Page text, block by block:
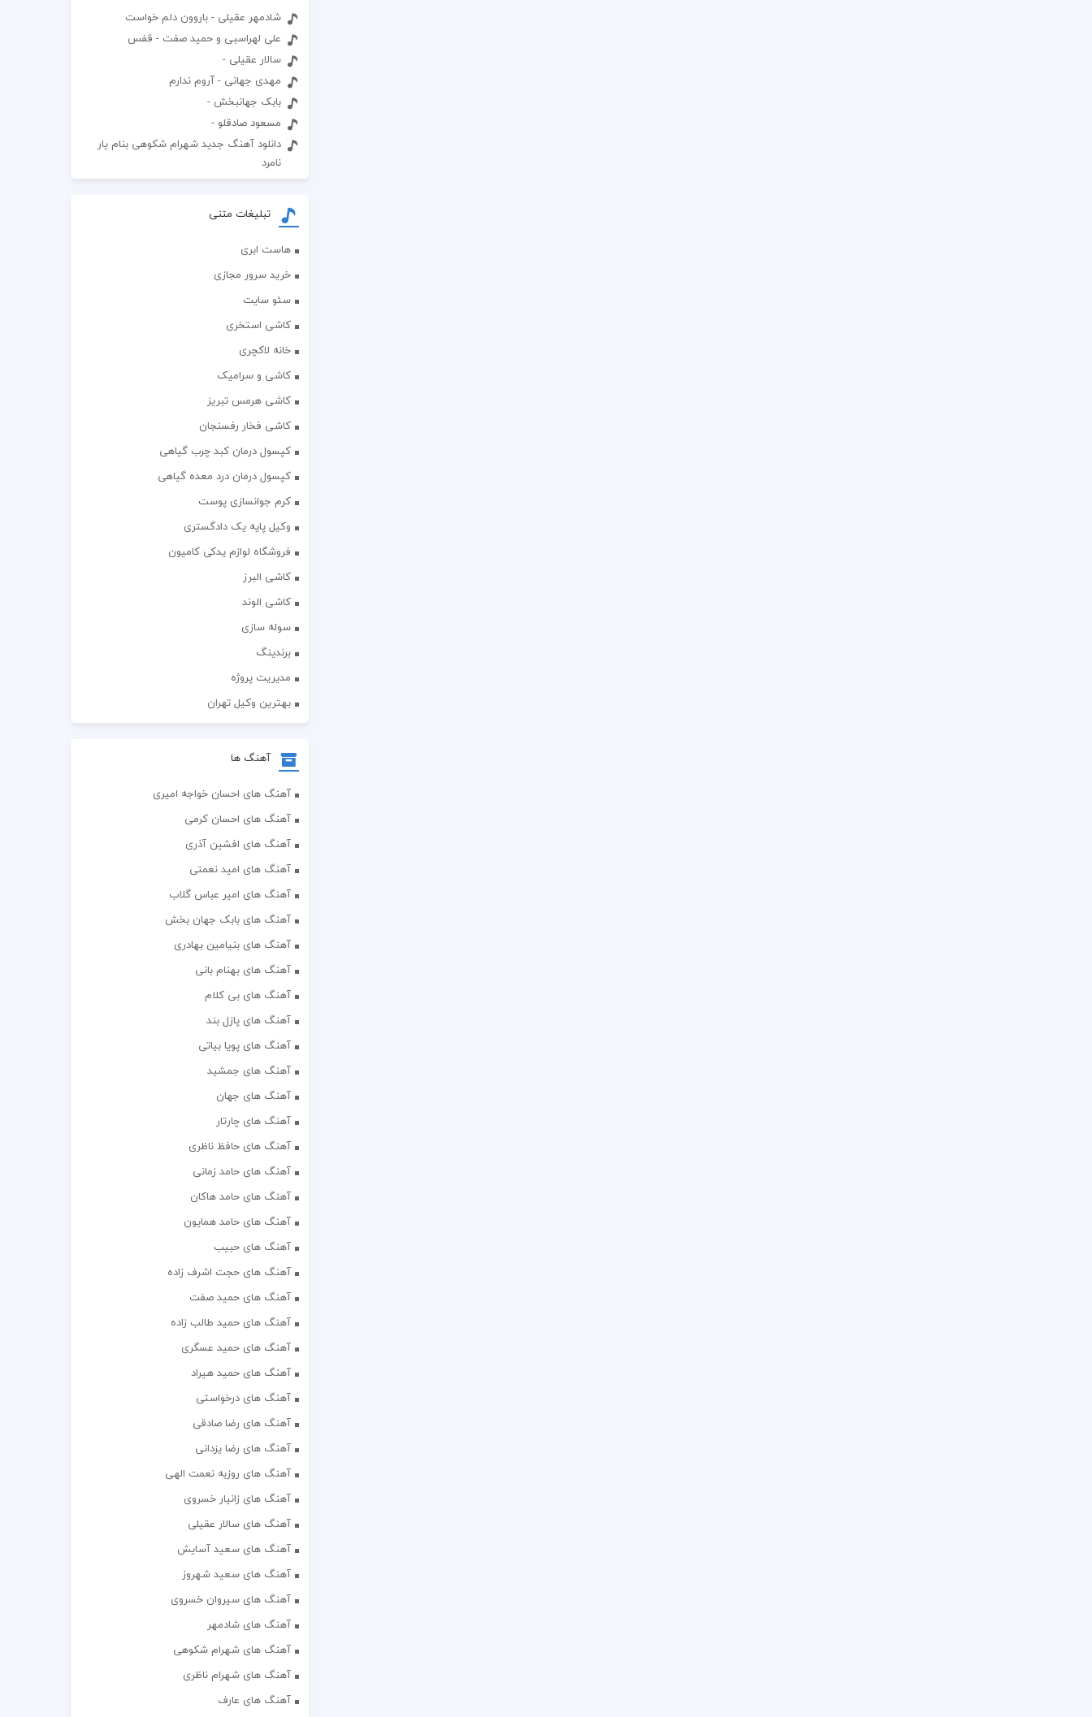
شادمهر عقیلی - باروون دلم خواست
علی لهراسبی و حمید صفت - قفس
سالار عقیلی -
مهدی جهانی - آروم ندارم
بابک جهانبخش -
مسعود صادقلو -
دانلود آهنگ جدید شهرام شکوهی بنام یار
نامرد
تبلیغات متنی
هاست ابری
خرید سرور مجازی
سئو سایت
کاشی استخری
خانه لاکچری
کاشی و سرامیک
کاشی هرمس تبریز
کاشی فخار رفسنجان
کپسول درمان کبد چرب گیاهی
کپسول درمان درد معده گیاهی
کرم جوانسازی پوست
وکیل پایه یک دادگستری
فروشگاه لوازم یدکی کامیون
کاشی البرز
کاشی الوند
سوله سازی
برندینگ
مدیریت پروژه
بهترین وکیل تهران
آهنگ ها
آهنگ های احسان خواجه امیری
آهنگ های احسان کرمی
آهنگ های افشین آذری
آهنگ های امید نعمتی
آهنگ های امیر عباس گلاب
آهنگ های بابک جهان بخش
آهنگ های بنیامین بهادری
آهنگ های بهنام بانی
آهنگ های بی کلام
آهنگ های پازل بند
آهنگ های پویا بیاتی
آهنگ های جمشید
آهنگ های جهان
آهنگ های چارتار
آهنگ های حافظ ناظری
آهنگ های حامد زمانی
آهنگ های حامد هاکان
آهنگ های حامد همایون
آهنگ های حبیب
آهنگ های حجت اشرف زاده
آهنگ های حمید صفت
آهنگ های حمید طالب زاده
آهنگ های حمید عسگری
آهنگ های حمید هیراد
آهنگ های درخواستی
آهنگ های رضا صادقی
آهنگ های رضا یزدانی
آهنگ های روزبه نعمت الهی
آهنگ های زانیار خسروی
آهنگ های سالار عقیلی
آهنگ های سعید آسایش
آهنگ های سعید شهروز
آهنگ های سیروان خسروی
آهنگ های شادمهر
آهنگ های شهرام شکوهی
آهنگ های شهرام ناظری
آهنگ های عارف